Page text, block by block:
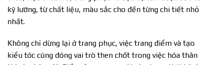
kỹ lưỡng, từ chất liệu, màu sắc cho đến từng chi tiết nhỏ
nhất.
Không chỉ dừng lại ở trang phục, việc trang điểm và tạo
kiểu tóc cũng đóng vai trò then chốt trong việc hóa thân